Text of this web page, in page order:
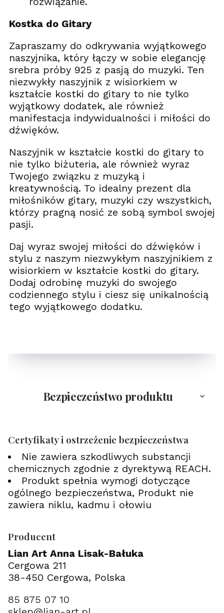
Kostka do Gitary
Zapraszamy do odkrywania wyjątkowego
naszyjnika, który łączy w sobie elegancję
srebra próby 925 z pasją do muzyki. Ten
niezwykły naszyjnik z wisiorkiem w
kształcie kostki do gitary to nie tylko
wyjątkowy dodatek, ale również
manifestacja indywidualności i miłości do
dźwięków.
Naszyjnik w kształcie kostki do gitary to
nie tylko biżuteria, ale również wyraz
Twojego związku z muzyką i
kreatywnością. To idealny prezent dla
miłośników gitary, muzyki czy wszystkich,
którzy pragną nosić ze sobą symbol swojej
pasji.
Daj wyraz swojej miłości do dźwięków i
stylu z naszym niezwykłym naszyjnikiem z
wisiorkiem w kształcie kostki do gitary.
Dodaj odrobinę muzyki do swojego
codziennego stylu i ciesz się unikalnością
tego wyjątkowego dodatku.
Bezpieczeństwo produktu
Certyfikaty i ostrzeżenie bezpieczeństwa
Nie zawiera szkodliwych substancji
chemicznych zgodnie z dyrektywą REACH.
Produkt spełnia wymogi dotyczące
ogólnego bezpieczeństwa, Produkt nie
zawiera niklu, kadmu i ołowiu
Producent
Lian Art Anna Lisak-Bałuka
Cergowa 211
38-450 Cergowa, Polska
85 875 07 10